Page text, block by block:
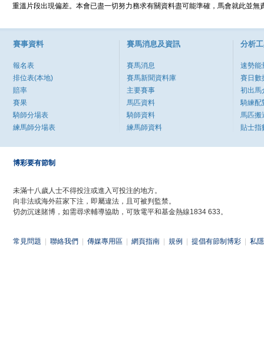
重溫片段出現偏差。本會已盡一切努力務求有關資料盡可能準確，馬會就此並
賽事資料
報名表
排位表(本地)
賠率
賽果
騎師分場表
練馬師分場表
賽馬消息及資訊
賽馬消息
賽馬新聞資料庫
主要賽事
馬匹資料
騎師資料
練馬師資料
分析
速勢能
賽日數
初出馬
騎練配
馬匹搬
貼士指
博彩要有節制
未滿十八歲人士不得投注或進入可投注的地方。
向非法或海外莊家下注，即屬違法，且可被判監禁。
切勿沉迷賭博，如需尋求輔導協助，可致電平和基金熱線1834 633。
常見問題 聯絡我們 傳媒專用區 網頁指南 規例 提倡有節制博彩 私